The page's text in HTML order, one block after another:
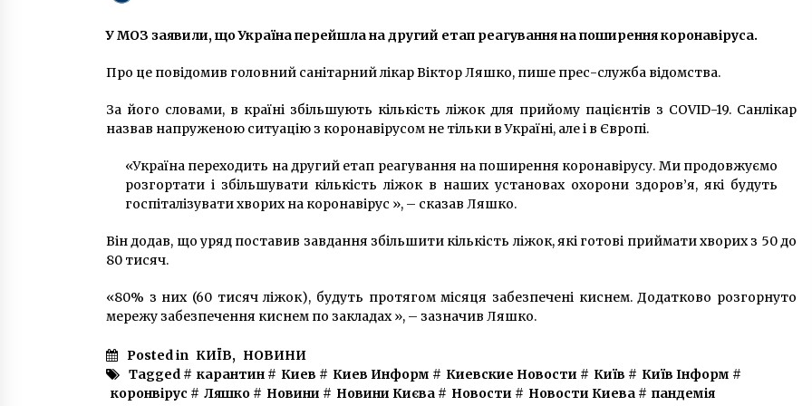
ярмарка
автомобілі
сторіччя
7 років ago
Адресов)
9 років ago
У МОЗ заявили, що Україна перейшла на другий етап реагування на поширення коронавіруса.
Про це повідомив головний санітарний лікар Віктор Ляшко, пише прес-служба відомства.
За його словами, в країні збільшують кількість ліжок для прийому пацієнтів з COVID-19. Санлікар
назвав напруженою ситуацію з коронавірусом не тільки в Україні, але і в Європі.
«Україна переходить на другий етап реагування на поширення коронавірусу. Ми продовжуємо
розгортати і збільшувати кількість ліжок в наших установах охорони здоров’я, які будуть
госпіталізувати хворих на коронавірус », – сказав Ляшко.
Він додав, що уряд поставив завдання збільшити кількість ліжок, які готові приймати хворих з 50 до
80 тисяч.
«80% з них (60 тисяч ліжок), будуть протягом місяця забезпечені киснем. Додатково розгорнуто
мережу забезпечення киснем по закладах », – зазначив Ляшко.
Posted in КИЇВ, НОВИНИ
Tagged # карантин # Киев # Киев Информ # Киевские Новости # Київ # Київ Інформ #
коронвірус # Ляшко # Новини # Новини Києва # Новости # Новости Киева # пандемія